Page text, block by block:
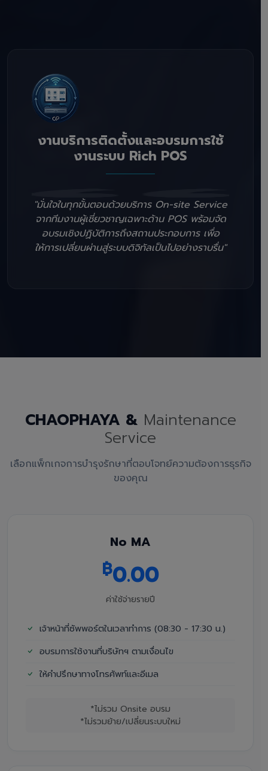
งานบริการติดตั้งและอบรมการใช้
งานระบบ Rich POS
"มั่นใจในทุกขั้นตอนด้วยบริการ On-site Service
จากทีมงานผู้เชี่ยวชาญเฉพาะด้าน POS พร้อมจัด
อบรมเชิงปฏิบัติการถึงสถานประกอบการ เพื่อ
ให้การเปลี่ยนผ่านสู่ระบบดิจิทัลเป็นไปอย่างราบรื่น"
CHAOPHAYA & Maintenance
Service
เลือกแพ็กเกจการบำรุงรักษาที่ตอบโจทย์ความต้องการธุรกิจ
ของคุณ
No MA
฿0.00
ค่าใช้จ่ายรายปี
เจ้าหน้าที่ซัพพอร์ตในเวลาทำการ (08:30 - 17:30 น.)
อบรมการใช้งานที่บริษัทฯ ตามเงื่อนไข
ให้คำปรึกษาทางโทรศัพท์และอีเมล
*ไม่รวม Onsite อบรม
*ไม่รวมย้าย/เปลี่ยนระบบใหม่